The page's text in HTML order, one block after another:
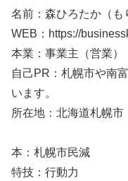
名前：森ひろたか（も
WEB：https://
本業：事業主（営業）
自己PR：札幌市や南
います。
所在地：北海道札幌市
本：札幌市民減
特技：行動力